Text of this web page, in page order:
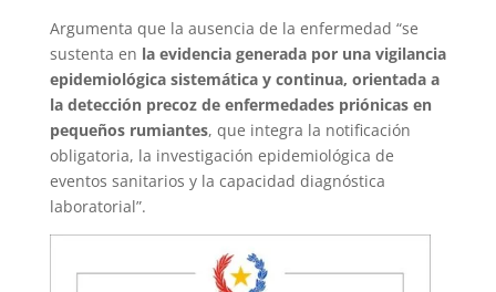
Argumenta que la ausencia de la enfermedad “se
sustenta en la evidencia generada por una vigilancia
epidemiológica sistemática y continua, orientada a
la detección precoz de enfermedades priónicas en
pequeños rumiantes, que integra la notificación
obligatoria, la investigación epidemiológica de
eventos sanitarios y la capacidad diagnóstica
laboratorial”.